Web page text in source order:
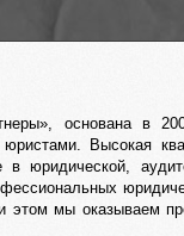
основана в
Высокая
юридической,
этом мы оказываем